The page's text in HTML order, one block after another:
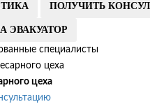
ПОЛУЧИТЬ
ЗАЯВКА НА ЭВАКУАТОР
специалисты
цеха